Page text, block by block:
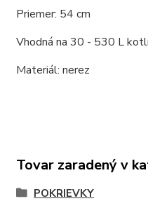
Priemer: 54 cm
Vhodná na 30 - 530 L
Materiál: nerez
Tovar zaradený v
POKRIEVKY